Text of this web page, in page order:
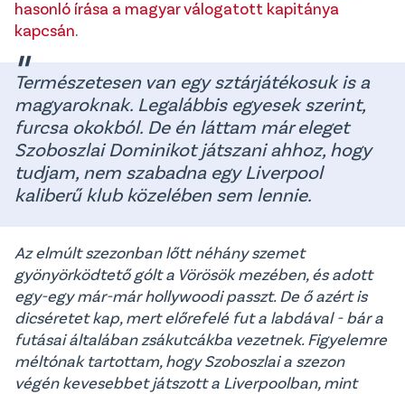
hasonló írása a magyar válogatott kapitánya
kapcsán.
Természetesen van egy sztárjátékosuk is a
magyaroknak. Legalábbis egyesek szerint,
furcsa okokból. De én láttam már eleget
Szoboszlai Dominikot játszani ahhoz, hogy
tudjam, nem szabadna egy Liverpool
kaliberű klub közelében sem lennie.
Az elmúlt szezonban lőtt néhány szemet
gyönyörködtető gólt a Vörösök mezében, és adott
egy-egy már-már hollywoodi passzt. De ő azért is
dicséretet kap, mert előrefelé fut a labdával - bár a
futásai általában zsákutcákba vezetnek. Figyelemre
méltónak tartottam, hogy Szoboszlai a szezon
végén kevesebbet játszott a Liverpoolban, mint